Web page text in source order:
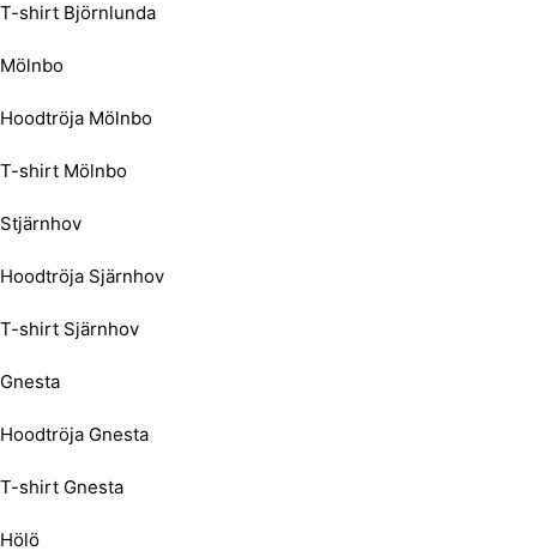
T-shirt Björnlunda
Mölnbo
Hoodtröja Mölnbo
T-shirt Mölnbo
Stjärnhov
Hoodtröja Sjärnhov
T-shirt Sjärnhov
Gnesta
Hoodtröja Gnesta
T-shirt Gnesta
Hölö